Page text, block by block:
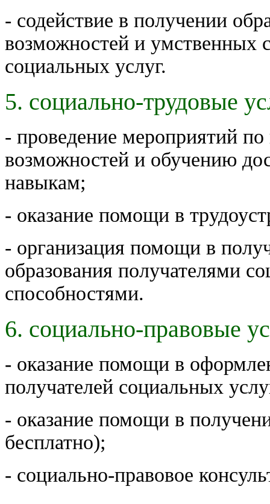
- содействие в получении
возможностей и умственных
социальных услуг.
5. социально-трудовые
- проведение мероприятий
возможностей и обучению
навыкам;
- оказание помощи в
- организация помощи в
образования получателями
способностями.
6. социально-правовые
- оказание помощи в
получателей социальных
- оказание помощи в
бесплатно);
- социально-правовое